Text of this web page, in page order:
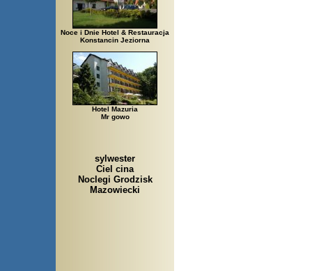
Noce i Dnie Hotel & Restauracja
Konstancin Jeziorna
Hotel Mazuria
Mr gowo
sylwester
Ciel cina
Noclegi Grodzisk
Mazowiecki